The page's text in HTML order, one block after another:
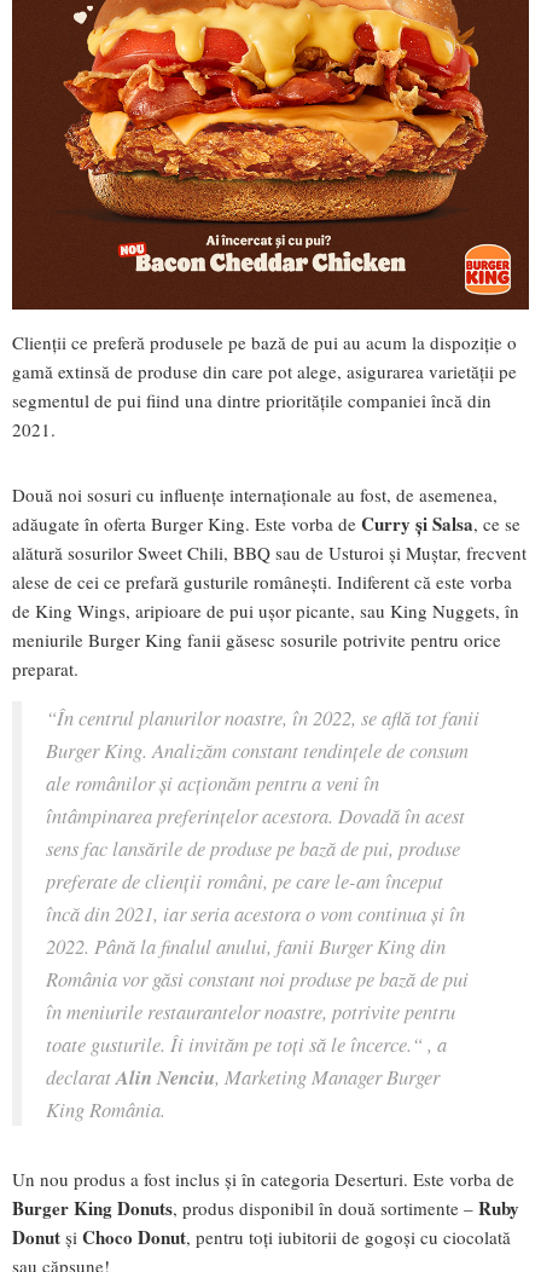
Clienții ce preferă produsele pe bază de pui au acum la dispoziție o
gamă extinsă de produse din care pot alege, asigurarea varietății pe
segmentul de pui fiind una dintre prioritățile companiei încă din
2021.
Două noi sosuri cu influențe internaționale au fost, de asemenea,
adăugate în oferta Burger King. Este vorba de Curry și Salsa, ce se
alătură sosurilor Sweet Chili, BBQ sau de Usturoi și Muștar, frecvent
alese de cei ce prefară gusturile românești. Indiferent că este vorba
de King Wings, aripioare de pui ușor picante, sau King Nuggets, în
meniurile Burger King fanii găsesc sosurile potrivite pentru orice
preparat.
“În centrul planurilor noastre, în 2022, se află tot fanii
Burger King. Analizăm constant tendințele de consum
ale românilor și acționăm pentru a veni în
întâmpinarea preferințelor acestora. Dovadă în acest
sens fac lansările de produse pe bază de pui, produse
preferate de clienții români, pe care le-am început
încă din 2021, iar seria acestora o vom continua și în
2022. Până la finalul anului, fanii Burger King din
România vor găsi constant noi produse pe bază de pui
în meniurile restaurantelor noastre, potrivite pentru
toate gusturile. Îi invităm pe toți să le încerce.“ , a
declaratAlin Nenciu, Marketing Manager Burger
King România.
Un nou produs a fost inclus și în categoria Deserturi. Este vorba de
Burger King Donuts, produs disponibil în două sortimente – Ruby
Donut și Choco Donut, pentru toți iubitorii de gogoși cu ciocolată
sau căpșune!